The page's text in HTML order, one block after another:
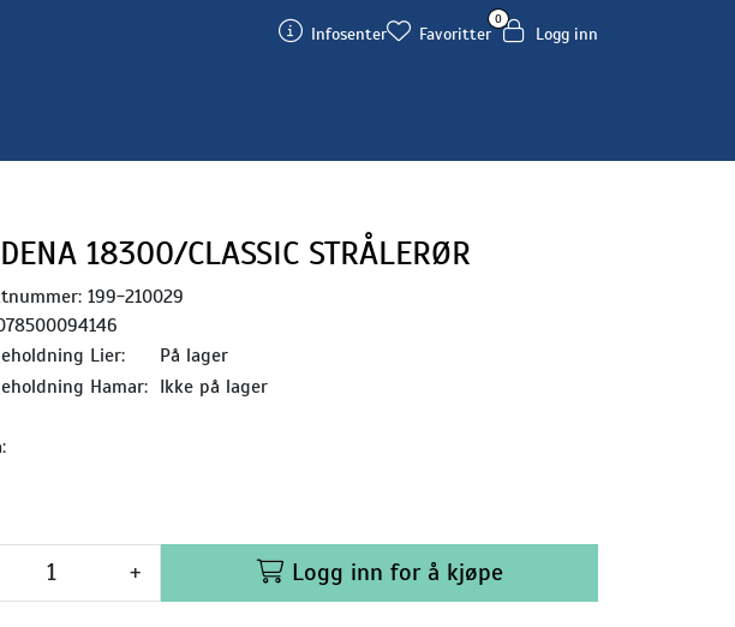
Infosenter
0
Favoritter Logg inn
18300/CLASSIC STRÅLERØR
199-210029
Lier:
På lager
Hamar: Ikke på lager
+ Logg inn for å kjøpe